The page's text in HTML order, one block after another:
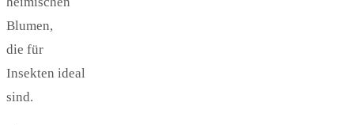
Blumen,
die für
Insekten ideal
sind.